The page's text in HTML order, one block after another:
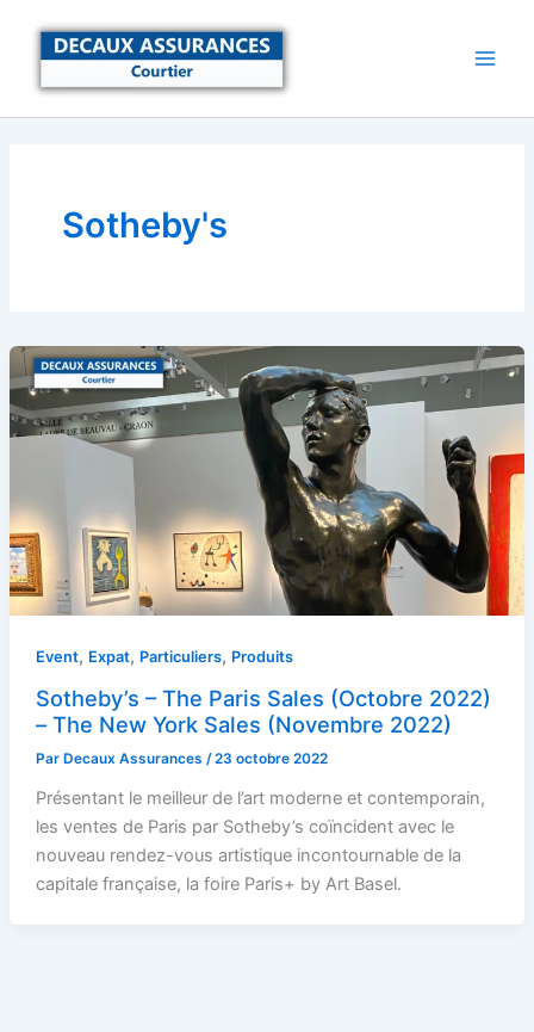
Sotheby's
Event, Expat, Particuliers, Produits
Sotheby’s – The Paris Sales (Octobre 2022)
– The New York Sales (Novembre 2022)
Par Decaux Assurances /23 octobre 2022
Présentant le meilleur de l’art moderne et contemporain,
les ventes de Paris par Sotheby’s coïncident avec le
nouveau rendez-vous artistique incontournable de la
capitale française, la foire Paris+ by Art Basel.